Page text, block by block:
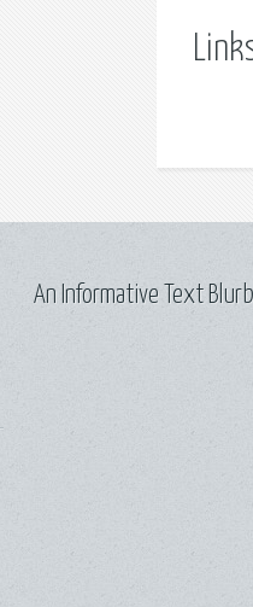
An Informative Text Blurb